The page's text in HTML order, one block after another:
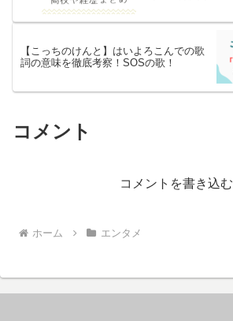
【こっちのけんと】はいよろこんでの歌
詞の意味を徹底考察！SOSの歌！
コメント
コメントを書き込む
ホーム エンタメ